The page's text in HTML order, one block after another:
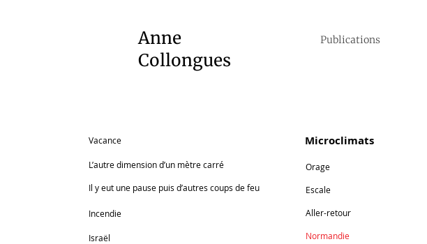
Anne
Collongues
Publications
Vacance
L’autre dimension d’un mètre carré
Il y eut une pause puis d’autres coups de feu
Incendie
Israël
Microclimats
Orage
Escale
Aller-retour
Normandie